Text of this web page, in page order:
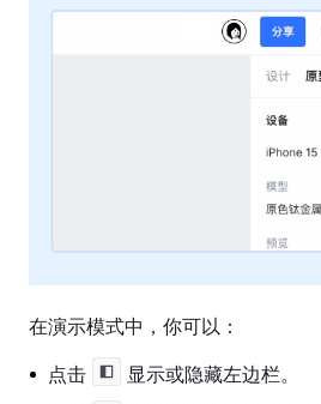
协
作
具
在演示模式中，你可以：
点击
显示或隐藏左边栏。